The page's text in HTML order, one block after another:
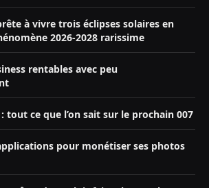
à vivre trois éclipses solaires en
2026-2028 rarissime
rentables avec peu
: tout ce que l’on sait sur le prochain 007
pour monétiser ses photos